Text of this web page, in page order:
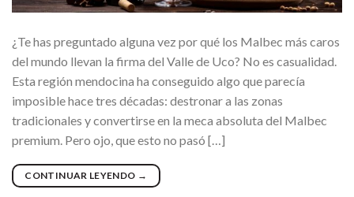
¿Te has preguntado alguna vez por qué los Malbec más caros
del mundo llevan la firma del Valle de Uco? No es casualidad.
Esta región mendocina ha conseguido algo que parecía
imposible hace tres décadas: destronar a las zonas
tradicionales y convertirse en la meca absoluta del Malbec
premium. Pero ojo, que esto no pasó […]
CONTINUAR LEYENDO →